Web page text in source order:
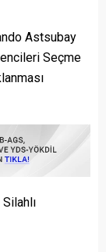
Astsubay
Seçme